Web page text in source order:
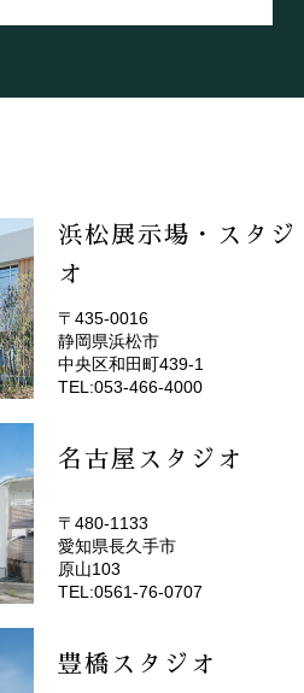
浜松展示場・スタジ
オ
(EMOTOP浜松)
〒435-0016
静岡県浜松市
中央区和田町439-1
TEL:053-466-4000
名古屋スタジオ
(EMOTOP名古屋)
〒480-1133
愛知県長久手市
原山103
TEL:0561-76-0707
豊橋スタジオ